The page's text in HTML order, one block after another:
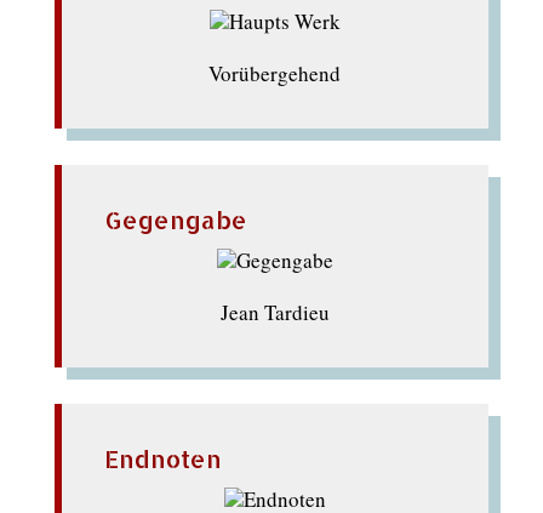
Vorübergehend
Gegengabe
Jean Tardieu
Endnoten